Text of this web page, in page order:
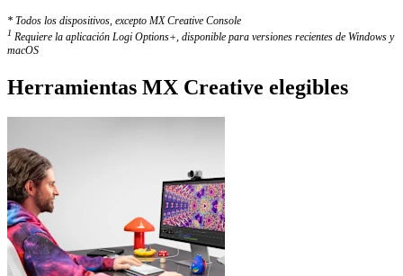
* Todos los dispositivos, excepto MX Creative Console
1 Requiere la aplicación Logi Options+, disponible para versiones recientes de Windows y
macOS
Herramientas MX Creative elegibles